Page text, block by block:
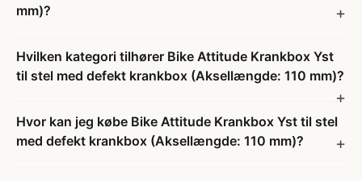
mm)?
Hvilken kategori tilhører Bike Attitude Krankbox Yst
til stel med defekt krankbox (Aksellængde: 110 mm)?
Hvor kan jeg købe Bike Attitude Krankbox Yst til stel
med defekt krankbox (Aksellængde: 110 mm)?